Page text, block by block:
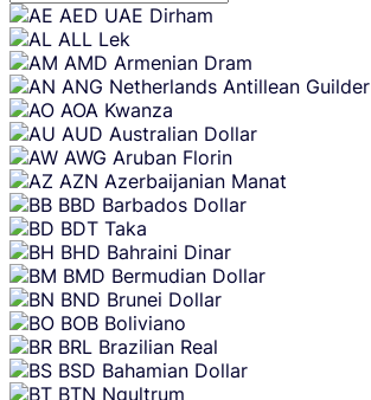
Skip
content
AED UAE Dirham
ALL Lek
AMD Armenian Dram
ANG Netherlands Antillean Guilder
AOA Kwanza
AUD Australian Dollar
AWG Aruban Florin
AZN Azerbaijanian Manat
BBD Barbados Dollar
BDT Taka
BHD Bahraini Dinar
BMD Bermudian Dollar
BND Brunei Dollar
BOB Boliviano
BRL Brazilian Real
BSD Bahamian Dollar
BTN Ngultrum